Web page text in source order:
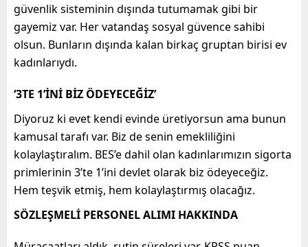
güvenlik sisteminin dışında tutumamak gibi bir
gayemiz var. Her vatandaş sosyal güvence sahibi
olsun. Bunların dışında kalan birkaç gruptan birisi ev
kadınlarıydı.
‘3TE 1’İNİ BİZ ÖDEYECEĞİZ’
Diyoruz ki evet kendi evinde üretiyorsun ama bunun
kamusal tarafı var. Biz de senin emekliliğini
kolaylaştıralım. BES’e dahil olan kadınlarımızın sigorta
primlerinin 3’te 1’ini devlet olarak biz ödeyeceğiz.
Hem teşvik etmiş, hem kolaylaştırmış olacağız.
SÖZLEŞMELİ PERSONEL ALIMI HAKKINDA